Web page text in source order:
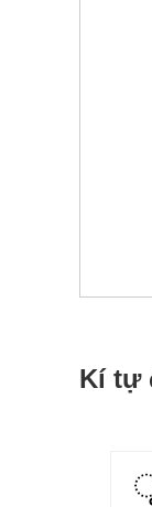
Kí tự